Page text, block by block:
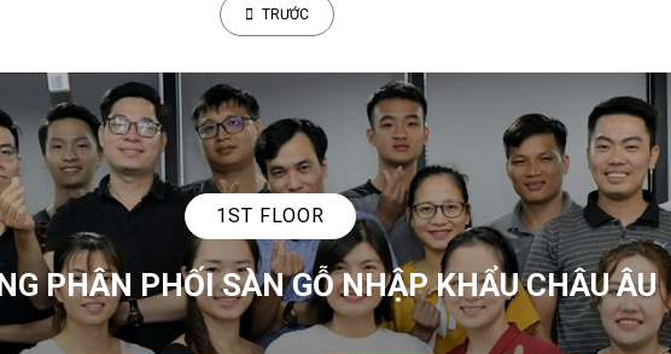
TRƯỚC
1ST FLOOR
PHÂN PHỐI SÀN GỖ NHẬP KHẨU CHÂU ÂU